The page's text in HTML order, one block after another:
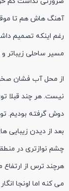
آهنگ هاش هم تا
رغم اینکه تصمیم
مسیر ساحلی زیباتر
از محل آب فشان
نیست. هر چند قبلا
دوش گرفته بودیم.
بعد از دیدن زیبایی
چشم نوازتری در
هرچند ترس از ارتفاع
می کنه اما اونجا